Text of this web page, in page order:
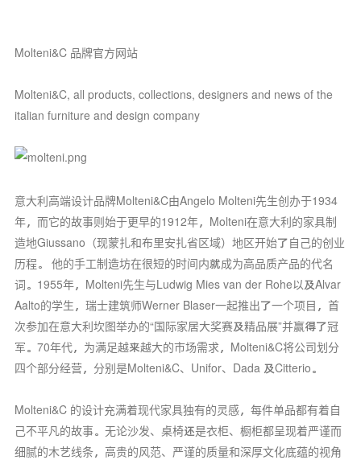
Molteni&C 品牌官方网站
Molteni&C, all products, collections, designers and news of the
italian furniture and design company
意大利高端设计品牌Molteni&C由Angelo Molteni先生创办于1934
年，而它的故事则始于更早的1912年，Molteni在意大利的家具制
造地Giussano（现蒙扎和布里安扎省区域）地区开始了自己的创业
历程。 他的手工制造坊在很短的时间内就成为高品质产品的代名
词。1955年，Molteni先生与Ludwig Mies van der Rohe以及Alvar
Aalto的学生，瑞士建筑师Werner Blaser一起推出了一个项目，首
次参加在意大利坎图举办的“国际家居大奖赛及精品展”并赢得了冠
军。70年代，为满足越来越大的市场需求，Molteni&C将公司划分
四个部分经营，分别是Molteni&C、Unifor、Dada 及Citterio。
Molteni&C 的设计充满着现代家具独有的灵感，每件单品都有着自
己不平凡的故事。无论沙发、桌椅还是衣柜、橱柜都呈现着严谨而
细腻的木艺线条，高贵的风范、严谨的质量和深厚文化底蕴的视角